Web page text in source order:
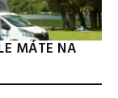
MÁTE NA